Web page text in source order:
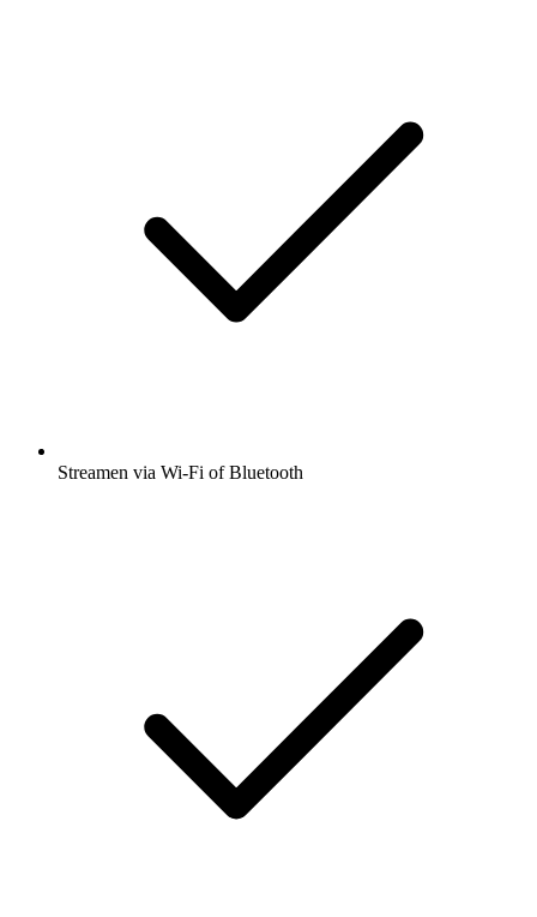
Streamen via Wi-Fi of Bluetooth